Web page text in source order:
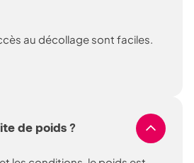
au décollage sont faciles.
de poids ?